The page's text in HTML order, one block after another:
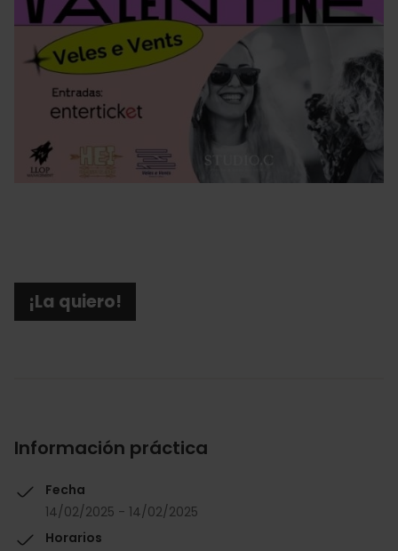
¡La quiero!
Información práctica
Fecha
14/02/2025 - 14/02/2025
Horarios